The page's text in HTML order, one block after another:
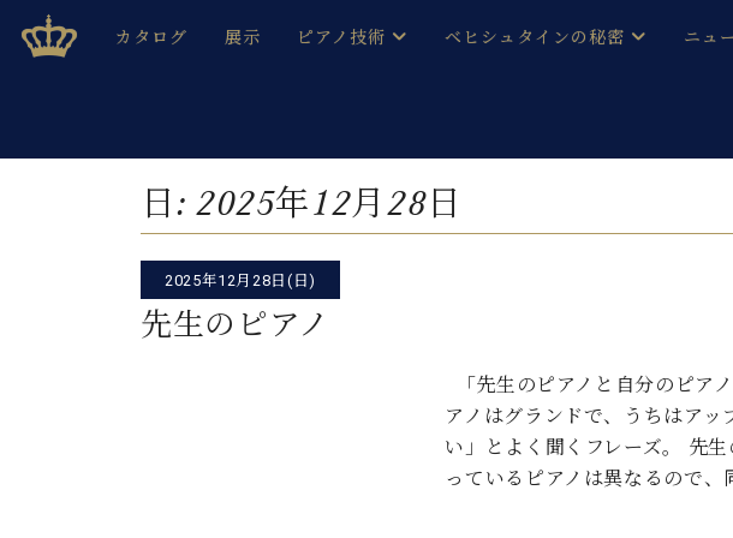
ベヒシュタインジャパン公式サイト
BECHSTEIN JAPAN Official Site
カタログ
C.ベヒシュタイン コンサート / C.ベヒシュタイン レジデンス
C.ベヒシュタイン コンサート
展示 ピアノ技術
音色とタッチ
ベヒシュタイン・ジャパンの取り組
み
ベヒシュタインの秘密
ブランドヒストリー
ベヒシュタインを弾く前に
ベヒシュタイン・シューレ
ニュ
メル
(お
趣味から本格的に学ぶ方まで大歓迎。ベヒシュタイン・シューレ音楽教室
ベヒシュタイン・セントラム 東京
日: 2025年12月28日
2025年12月28日(日)
先生のピアノ
「先生のピアノと自分のピア
アノはグランドで、うちはアッ
い」とよく聞くフレーズ。 先
っているピアノは異なるので、